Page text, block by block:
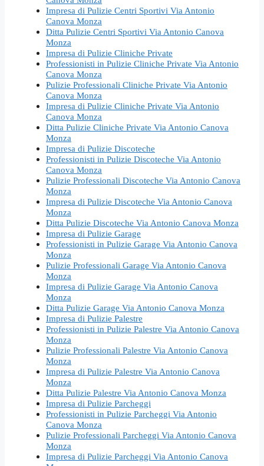
Impresa di Pulizie Centri Sportivi Via Antonio
Canova Monza
Ditta Pulizie Centri Sportivi Via Antonio Canova
Monza
Impresa di Pulizie Cliniche Private
Professionisti in Pulizie Cliniche Private Via Antonio
Canova Monza
Pulizie Professionali Cliniche Private Via Antonio
Canova Monza
Impresa di Pulizie Cliniche Private Via Antonio
Canova Monza
Ditta Pulizie Cliniche Private Via Antonio Canova
Monza
Impresa di Pulizie Discoteche
Professionisti in Pulizie Discoteche Via Antonio
Canova Monza
Pulizie Professionali Discoteche Via Antonio Canova
Monza
Impresa di Pulizie Discoteche Via Antonio Canova
Monza
Ditta Pulizie Discoteche Via Antonio Canova Monza
Impresa di Pulizie Garage
Professionisti in Pulizie Garage Via Antonio Canova
Monza
Pulizie Professionali Garage Via Antonio Canova
Monza
Impresa di Pulizie Garage Via Antonio Canova
Monza
Ditta Pulizie Garage Via Antonio Canova Monza
Impresa di Pulizie Palestre
Professionisti in Pulizie Palestre Via Antonio Canova
Monza
Pulizie Professionali Palestre Via Antonio Canova
Monza
Impresa di Pulizie Palestre Via Antonio Canova
Monza
Ditta Pulizie Palestre Via Antonio Canova Monza
Impresa di Pulizie Parcheggi
Professionisti in Pulizie Parcheggi Via Antonio
Canova Monza
Pulizie Professionali Parcheggi Via Antonio Canova
Monza
Impresa di Pulizie Parcheggi Via Antonio Canova